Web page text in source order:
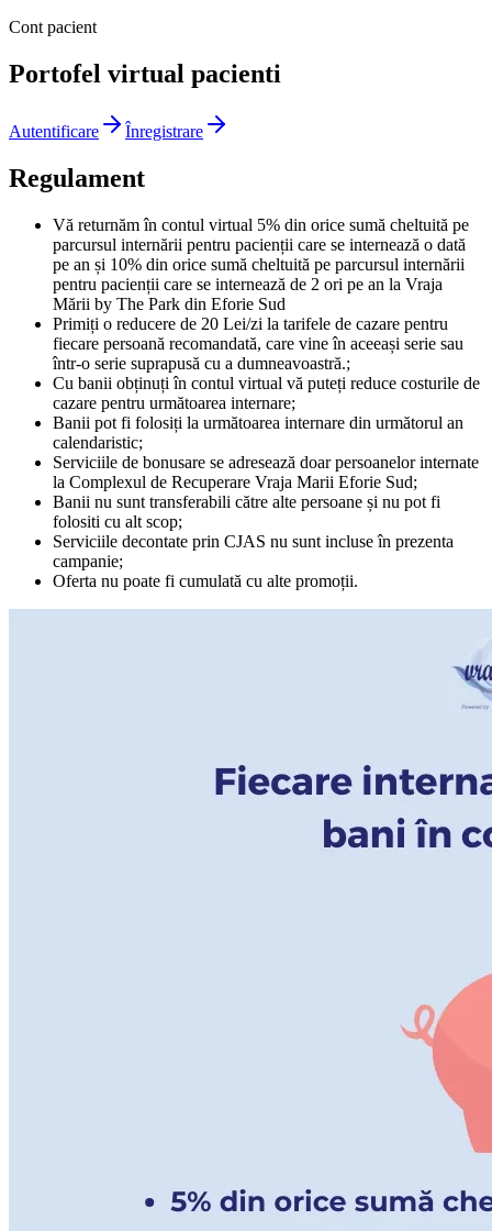
Cont pacient
Portofel virtual pacienti
Autentificare Înregistrare
Regulament
Vă returnăm în contul virtual 5% din orice sumă cheltuită pe
parcursul internării pentru pacienții care se internează o dată
pe an și 10% din orice sumă cheltuită pe parcursul internării
pentru pacienții care se internează de 2 ori pe an la Vraja
Mării by The Park din Eforie Sud
Primiți o reducere de 20 Lei/zi la tarifele de cazare pentru
fiecare persoană recomandată, care vine în aceeași serie sau
într-o serie suprapusă cu a dumneavoastră.;
Cu banii obținuți în contul virtual vă puteți reduce costurile de
cazare pentru următoarea internare;
Banii pot fi folosiți la următoarea internare din următorul an
calendaristic;
Serviciile de bonusare se adresează doar persoanelor internate
la Complexul de Recuperare Vraja Marii Eforie Sud;
Banii nu sunt transferabili către alte persoane și nu pot fi
folositi cu alt scop;
Serviciile decontate prin CJAS nu sunt incluse în prezenta
campanie;
Oferta nu poate fi cumulată cu alte promoții.